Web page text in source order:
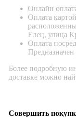
Онлайн
Оплата
Елец, улица
Оплата
Более подробную
доставке можно
Совершить